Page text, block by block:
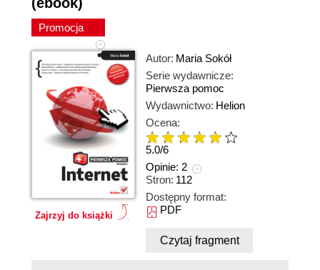
Promocja
Zajrzyj do książki
Autor: Maria Sokół
Serie wydawnicze:
Pierwsza pomoc
Wydawnictwo: Helion
Ocena:
5.0/6
Opinie: 2
Stron: 112
Dostępny format:
PDF
Czytaj fragment